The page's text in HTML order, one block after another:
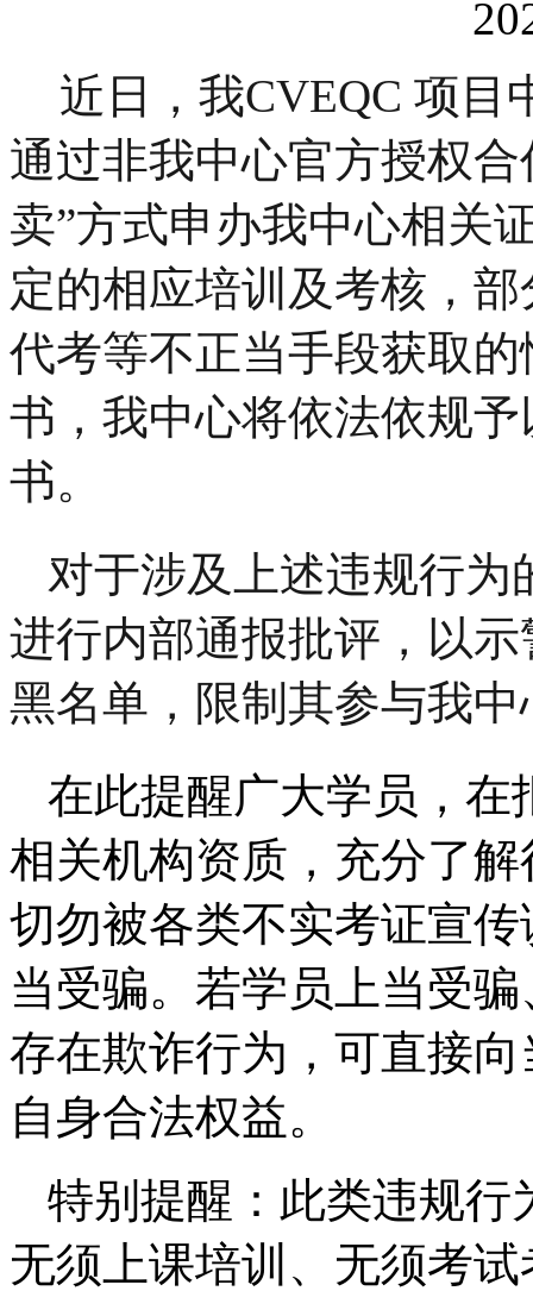
近日，我CVEQC 项
通过非我中心官方授权
卖”方式申办我中心相关
定的相应培训及考核，
代考等不正当手段获取
书，我中心将依法依规
书。
对于涉及上述违规行
进行内部通报批评，以
黑名单，限制其参与我
在此提醒广大学员，在
相关机构资质，充分了
切勿被各类不实考证宣
当受骗。若学员上当受
存在欺诈行为，可直接
自身合法权益。
特别提醒：此类违规行
无须上课培训、无须考